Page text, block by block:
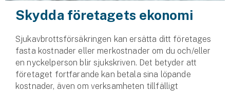
Märkesförsäkringar
Vattenskoterförsäkring
Sportfiskarna
Djur
Skydda företagets ekonomi
Sjukavbrottsförsäkringen kan ersätta ditt företages
fasta kostnader eller merkostnader om du och/eller
en nyckelperson blir sjukskriven. Det betyder att
företaget fortfarande kan betala sina löpande
kostnader, även om verksamheten tillfälligt